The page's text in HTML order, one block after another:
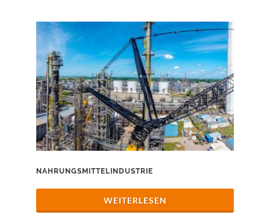
NAHRUNGSMITTELINDUSTRIE
WEITERLESEN